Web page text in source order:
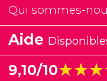
Qui sommes-
Aide
9,10/10